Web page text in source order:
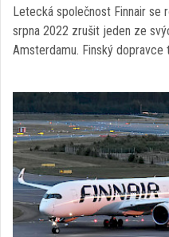
Letecká společnost Finnair se
srpna 2022 zrušit jeden ze
Amsterdamu. Finský